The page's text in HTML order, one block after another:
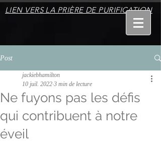
LIEN VERS LA PRIÈRE DE PURIFICATION
Post
Ne fuyons pas les défis
qui contribuent à notre
éveil
jackiebhamilton
10 juil. 2022 3 min de lecture